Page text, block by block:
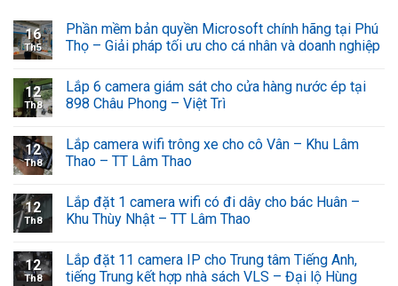
16
Th5
Phần mềm bản quyền Microsoft chính hãng tại Phú
Thọ – Giải pháp tối ưu cho cá nhân và doanh nghiệp
12
Th8
Lắp 6 camera giám sát cho cửa hàng nước ép tại
898 Châu Phong – Việt Trì
12
Th8
Lắp camera wifi trông xe cho cô Vân – Khu Lâm
Thao – TT Lâm Thao
12
Th8
Lắp đặt 1 camera wifi có đi dây cho bác Huân –
Khu Thùy Nhật – TT Lâm Thao
12
Th8
Lắp đặt 11 camera IP cho Trung tâm Tiếng Anh,
tiếng Trung kết hợp nhà sách VLS – Đại lộ Hùng